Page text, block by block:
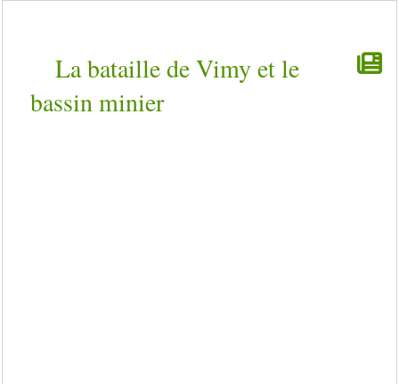
La bataille de Vimy et le
bassin minier